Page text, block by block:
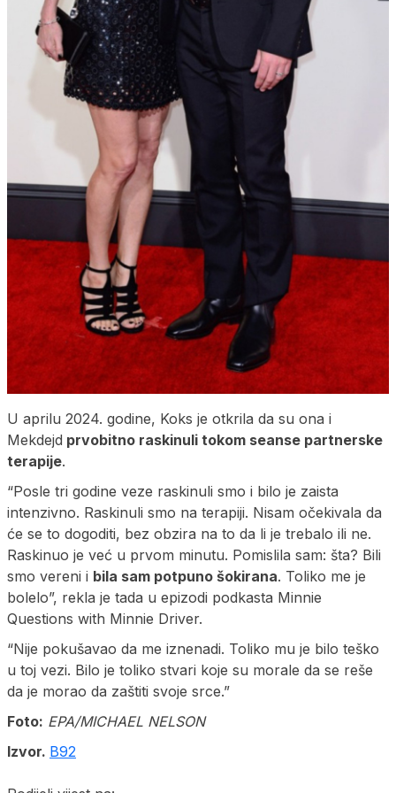
U aprilu 2024. godine, Koks je otkrila da su ona i
Mekdejd prvobitno raskinuli tokom seanse partnerske
terapije.
“Posle tri godine veze raskinuli smo i bilo je zaista
intenzivno. Raskinuli smo na terapiji. Nisam očekivala da
će se to dogoditi, bez obzira na to da li je trebalo ili ne.
Raskinuo je već u prvom minutu. Pomislila sam: šta? Bili
smo vereni i bila sam potpuno šokirana. Toliko me je
bolelo”, rekla je tada u epizodi podkasta Minnie
Questions with Minnie Driver.
“Nije pokušavao da me iznenadi. Toliko mu je bilo teško
u toj vezi. Bilo je toliko stvari koje su morale da se reše
da je morao da zaštiti svoje srce.”
Foto: EPA/MICHAEL NELSON
Izvor. B92